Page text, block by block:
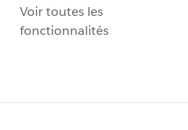
Voir toutes les
fonctionnalités